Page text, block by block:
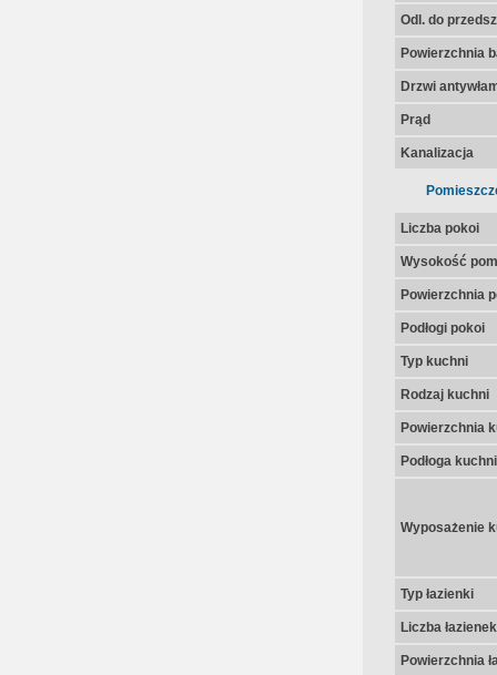
Odl. do
Powierzchnia
Drzwi
Prąd
Kanalizacja
Liczba pokoi
Wysokość
Powierzchnia
Podłogi pokoi
Typ kuchni
Rodzaj kuchni
Powierzchnia
Podłoga kuchni
Wyposażenie
Typ łazienki
Liczba łazienek
Powierzchnia